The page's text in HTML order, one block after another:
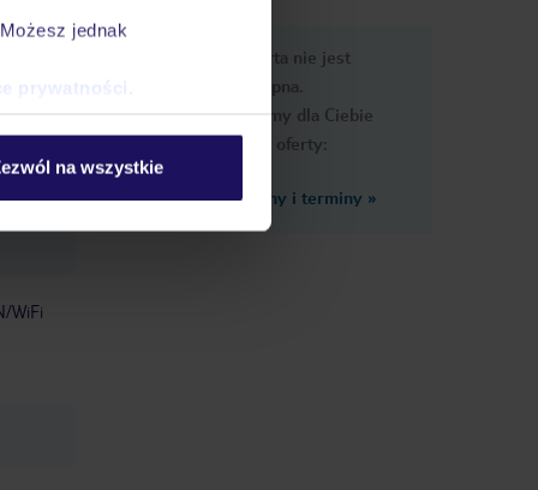
jednak
prywatności
na wszystkie
WiFi
Ups, ta oferta nie jest
dostępna.
Przygotowaliśmy dla Ciebie
podobne oferty:
Zobacz inne ceny i terminy »